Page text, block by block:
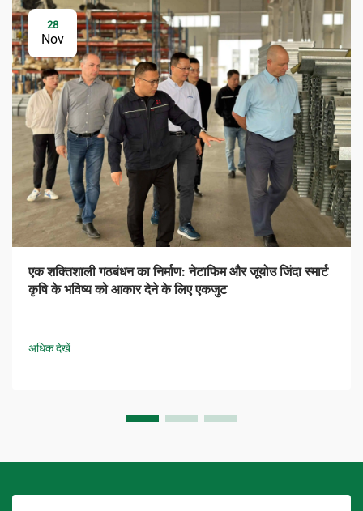
28
Nov
एक शक्तिशाली गठबंधन का निर्माण: नेटाफिम और जूयोउ जिंदा स्मार्ट
कृषि के भविष्य को आकार देने के लिए एकजुट
अधिक देखें